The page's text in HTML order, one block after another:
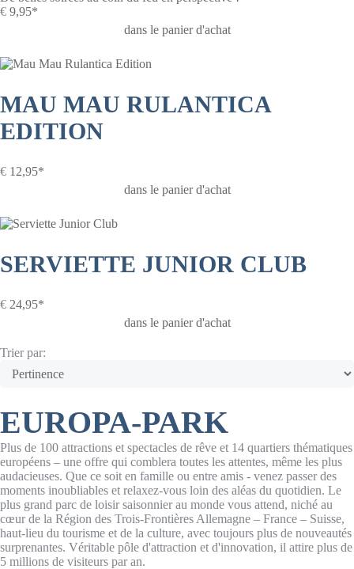
€ 9,95*
dans le panier d'achat
MAU MAU RULANTICA
EDITION
€ 12,95*
dans le panier d'achat
SERVIETTE JUNIOR CLUB
€ 24,95*
dans le panier d'achat
Trier par:
EUROPA-PARK
Plus de 100 attractions et spectacles de rêve et 14 quartiers thématiques
européens – une offre qui comblera toutes les attentes, même les plus
audacieuses. Que ce soit en famille ou entre amis - venez passer des
moments inoubliables et relaxez-vous loin des aléas du quotidien. Le
plus grand parc de loisir saisonnier au monde vous attend, niché au
cœur de la Région des Trois-Frontières Allemagne – France – Suisse,
haut-lieu du tourisme et de la culture, avec toujours plus de nouveautés
surprenantes. Véritable pôle d'attraction et d'innovation, il attire plus de
5 millions de visiteurs par an.